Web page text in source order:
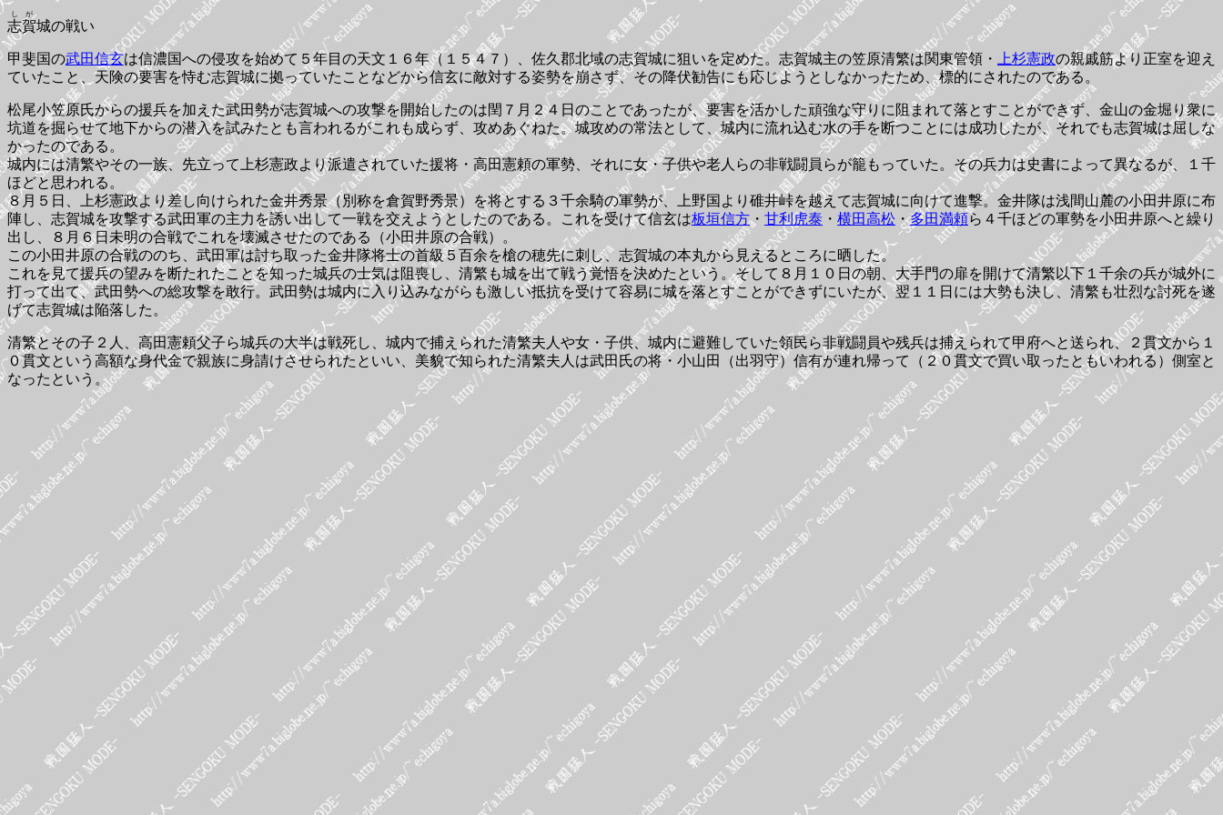
志賀
しが
城の戦い
甲斐国の武田信玄は信濃国への侵攻を始めて５年目の天文１６年（１５４７）、佐久郡北域の志賀城に狙いを定めた。志賀城主の笠原清繁は関東管領・ 上杉憲政の親戚筋より正室を迎え
ていたこと、天険の要害を恃む志賀城に拠っていたことなどから信玄に敵対する姿勢を崩さず、その降伏勧告にも応じようとしなかったため、標的にされたのである。
松尾小笠原氏からの援兵を加えた武田勢が志賀城への攻撃を開始したのは閏７月２４日のことであったが、要害を活かした頑強な守りに阻まれて落とすことができず、金山の金堀り衆に
坑道を掘らせて地下からの潜入を試みたとも言われるがこれも成らず、攻めあぐねた。城攻めの常法として、城内に流れ込む水の手を断つことには成功したが、それでも志賀城は屈しな
かったのである。
城内には清繁やその一族、先立って上杉憲政より派遣されていた援将・高田憲頼の軍勢、それに女・子供や老人らの非戦闘員らが籠もっていた。その兵力は史書によって異なるが、１千
ほどと思われる。
８月５日、上杉憲政より差し向けられた金井秀景（別称を倉賀野秀景）を将とする３千余騎の軍勢が、上野国より碓井峠を越えて志賀城に向けて進撃。金井隊は浅間山麓の小田井原に布
陣し、志賀城を攻撃する武田軍の主力を誘い出して一戦を交えようとしたのである。これを受けて信玄は板垣信方・ 甘利虎泰 ・ 横田高松 ・多田満頼ら４千ほどの軍勢を小田井原へと繰り
出し、８月６日未明の合戦でこれを壊滅させたのである（小田井原の合戦）。
この小田井原の合戦ののち、武田軍は討ち取った金井隊将士の首級５百余を槍の穂先に刺し、志賀城の本丸から見えるところに晒した。
これを見て援兵の望みを断たれたことを知った城兵の士気は阻喪し、清繁も城を出て戦う覚悟を決めたという。そして８月１０日の朝、大手門の扉を開けて清繁以下１千余の兵が城外に
打って出て、武田勢への総攻撃を敢行。武田勢は城内に入り込みながらも激しい抵抗を受けて容易に城を落とすことができずにいたが、翌１１日には大勢も決し、清繁も壮烈な討死を遂
げて志賀城は陥落した。
清繁とその子２人、高田憲頼父子ら城兵の大半は戦死し、城内で捕えられた清繁夫人や女・子供、城内に避難していた領民ら非戦闘員や残兵は捕えられて甲府へと送られ、２貫文から１
０貫文という高額な身代金で親族に身請けさせられたといい、美貌で知られた清繁夫人は武田氏の将・小山田（出羽守）信有が連れ帰って（２０貫文で買い取ったともいわれる）側室と
なったという。